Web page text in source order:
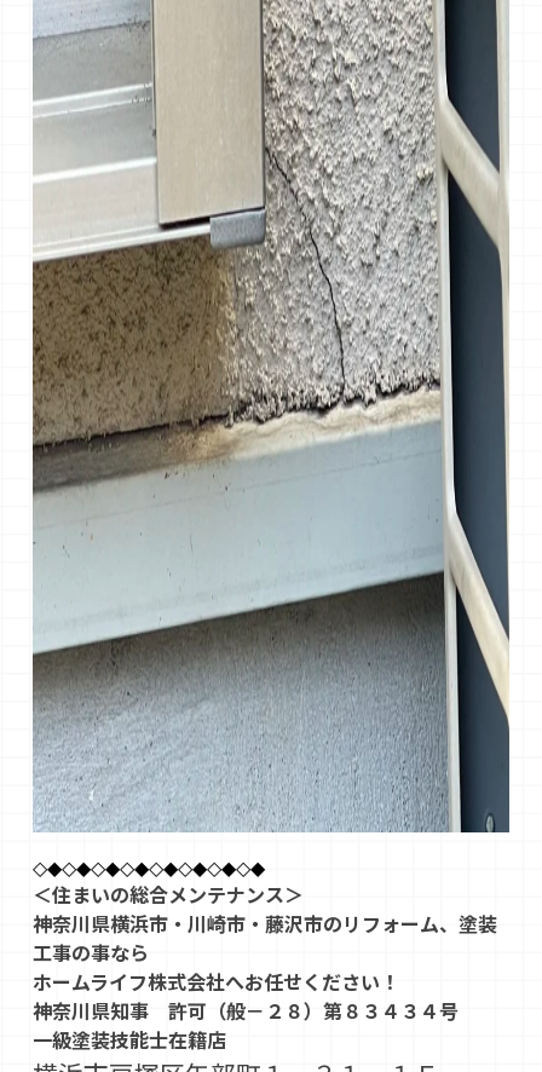
◇◆◇◆◇◆◇◆◇◆◇◆◇◆◇◆
＜住まいの総合メンテナンス＞
神奈川県横浜市・川崎市・藤沢市のリフォーム、塗装
工事の事なら
ホームライフ株式会社へお任せください！
神奈川県知事 許可（般－２８）第８３４３４号
一級塗装技能士在籍店